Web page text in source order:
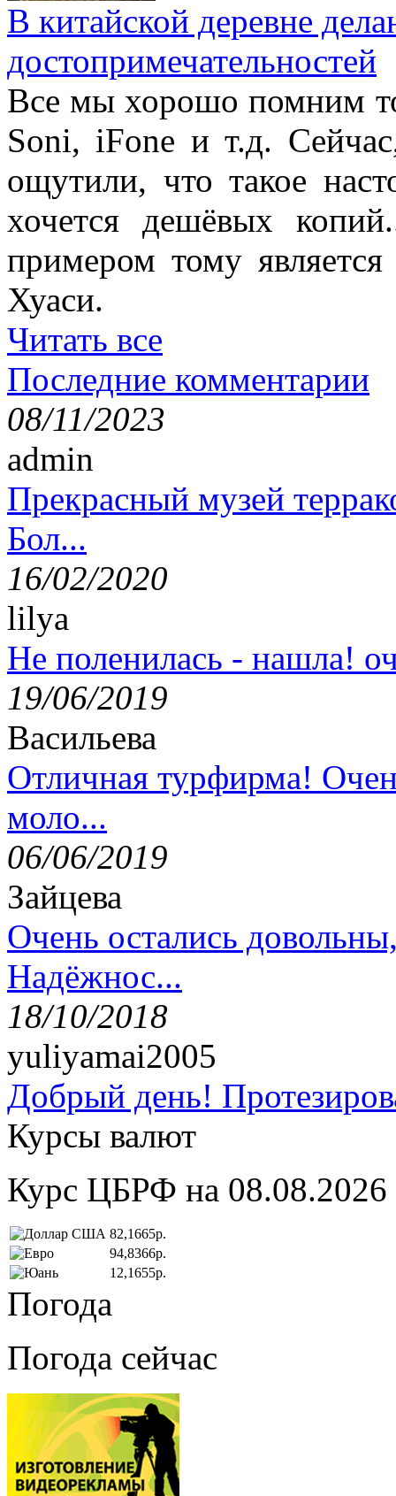
В китайской деревне
достопримечательностей
Все мы хорошо помним
Soni, iFone и т.д.
ощутили, что такое
хочется дешёвых
примером тому является
Хуаси.
Читать все
Последние комментарии
08/11/2023
admin
Прекрасный музей
Бол...
16/02/2020
lilya
Не поленилась - нашла!
19/06/2019
Васильева
Отличная турфирма!
моло...
06/06/2019
Зайцева
Очень остались
Надёжнос...
18/10/2018
yuliyamai2005
Добрый день!
Курсы валют
Курс ЦБРФ на 08.08.2026
82,1665р.
94,8366р.
12,1655р.
Погода
Погода сейчас